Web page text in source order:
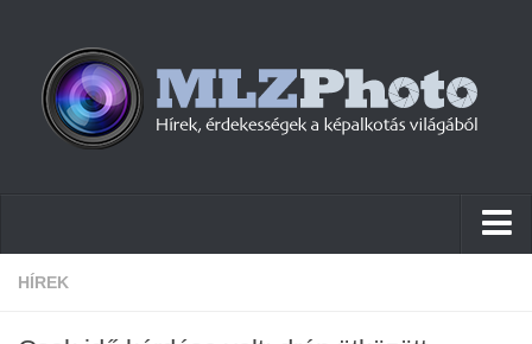
Hírek
HÍREK